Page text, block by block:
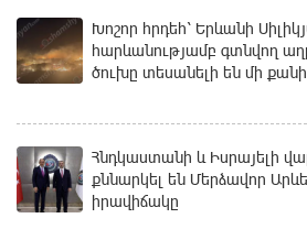
Խոշոր հրդեհ՝ Երևանի
հարևանությամբ գտնվող
ծուխը տեսանելի են մի
Հնդկաստանի և Իսրայելի
քննարկել են Մերձավոր
իրավիճակը